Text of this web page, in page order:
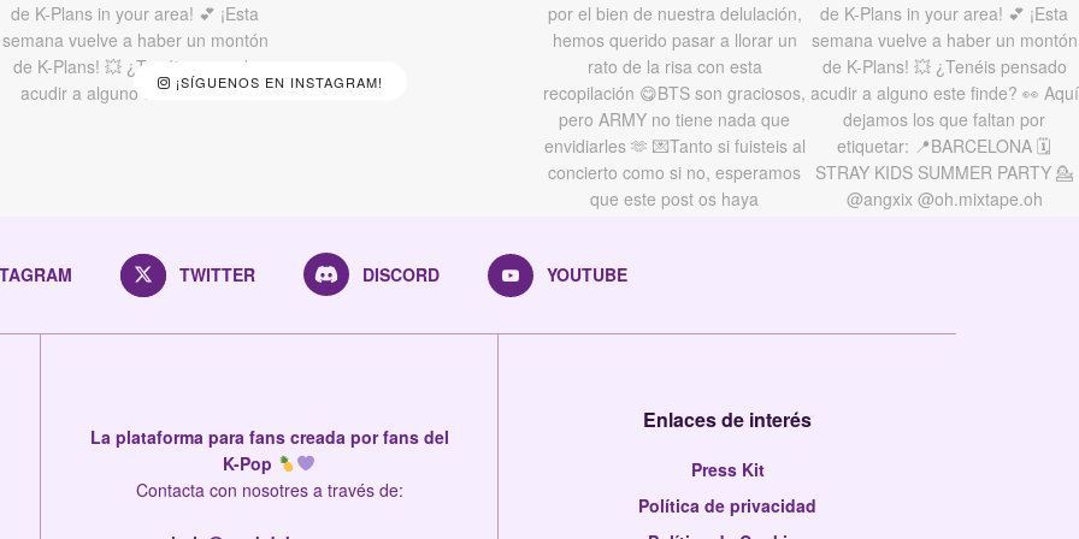
¡SÍGUENOS EN INSTAGRAM!
TWITTER DISCORD YOUTUBE
La plataforma para fans creada por fans del
K-Pop
Contacta con nosotres a través de:
Enlaces de interés
Press Kit
Política de privacidad